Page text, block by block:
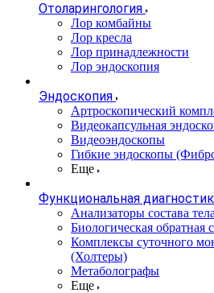
Отоларингология
Лор комбайны
Лор кресла
Лор принадлежности
Лор эндоскопия
Эндоскопия
Артроскопический
Видеокапсульная
Видеоэндоскопы
Гибкие эндоскопы
Еще
Функциональная
Анализаторы состава тела
Биологическая обратная
Комплексы суточного
(Холтеры)
Метаболографы
Еще